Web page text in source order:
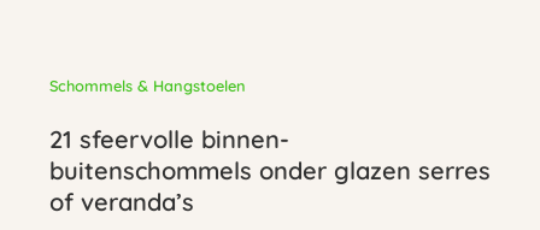
Schommels & Hangstoelen
21 sfeervolle binnen-
buitenschommels onder glazen serres
of veranda’s